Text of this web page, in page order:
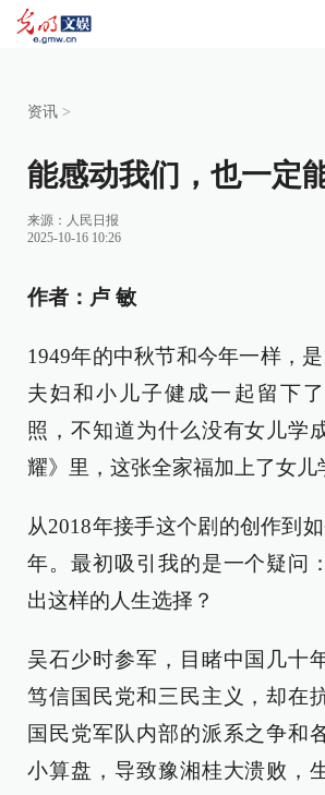
资讯 >
能感动我们，也一定
来源： 人民日报
2025-10-16 10:26
作者：卢 敏
1949年的中秋节和今年一样，
夫妇和小儿子健成一起留下
照，不知道为什么没有女儿学
耀》里，这张全家福加上了女儿
从2018年接手这个剧的创作到
年。最初吸引我的是一个疑问
出这样的人生选择？
吴石少时参军，目睹中国几十
笃信国民党和三民主义，却在
国民党军队内部的派系之争和
小算盘，导致豫湘桂大溃败，